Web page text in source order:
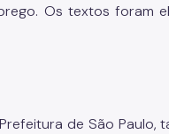
Os textos foram
de São Paulo,